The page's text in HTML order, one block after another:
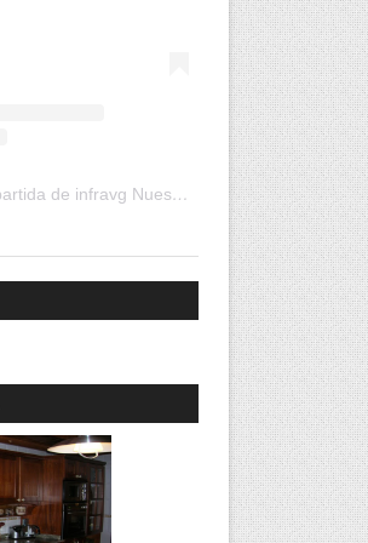
Una publicación compartida de infravg Nuestros Viajes (@infravg)